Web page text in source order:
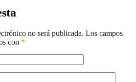
no será publicada. Los campos
con *